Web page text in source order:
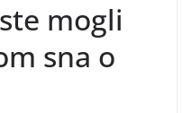
mogli
sna o